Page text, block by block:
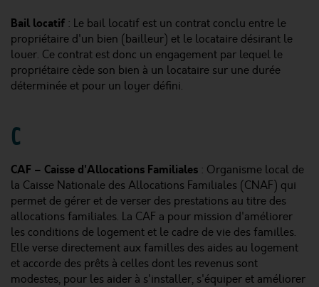
Bail locatif : Le bail locatif est un contrat conclu entre le
propriétaire d'un bien (bailleur) et le locataire désirant le
louer. Ce contrat est donc un engagement par lequel le
propriétaire cède son bien à un locataire sur une durée
déterminée et pour un loyer défini.
C
CAF – Caisse d'Allocations Familiales : Organisme local de
la Caisse Nationale des Allocations Familiales (CNAF) qui
permet de gérer et de verser des prestations au titre des
allocations familiales. La CAF a pour mission d'améliorer
les conditions de logement et le cadre de vie des familles.
Elle verse directement aux familles des aides au logement
et accorde des prêts à celles dont les revenus sont
modestes, pour les aider à s'installer, s'équiper et améliorer